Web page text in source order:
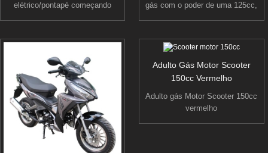
elétrico/pontapé começando
tratamento de pintura de duplo
de alta qualidade e grande baú
traseiro com fechadura. Agora
você pode desfrutar desta obra
de arte clássica a um preço muito
acessível.
gás com o poder de uma 125cc,
suficiência. Cores opcionais,
vermelhas, preto, azul, branco...
vem com sob armazenamento de
assento que torna mais fácil para
passeio.
Adulto Gás Motor Scooter
150cc Vermelho
Adulto gás Motor Scooter 150cc
vermelho